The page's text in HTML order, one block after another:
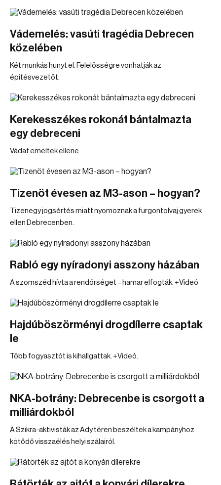
Vádemelés: vasúti tragédia Debrecen
közelében
Két munkás hunyt el. Felelősségre vonhatják az
építésvezetőt.
Kerekesszékes rokonát bántalmazta
egy debreceni
Vádat emeltek ellene.
Tizenöt évesen az M3-ason – hogyan?
Tizenegy jogsértés miatt nyomoznak a furgontolvaj gyerek
ellen Debrecenben.
Rabló egy nyíradonyi asszony házában
A szomszéd hívta a rendőrséget – hamar elfogták. +Videó
Hajdúböszörményi drogdílerre csaptak
le
Több fogyasztót is kihallgattak. +Videó.
NKA-botrány: Debrecenbe is csorgott a
milliárdokból
A Szikra-aktivisták az Ady téren beszéltek a kampányhoz
kötődő visszaélés helyi szálairól.